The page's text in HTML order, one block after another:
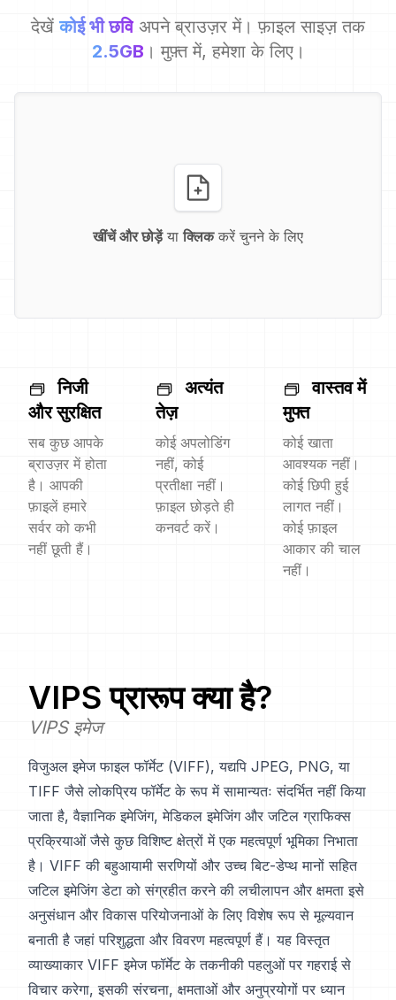
देखें कोई भी छवि अपने ब्राउज़र में। फ़ाइल साइज़ तक
2.5GB । मुफ़्त में, हमेशा के लिए।
खींचें और छोड़ेंया क्लिककरें चुनने के लिए
निजी
और सुरक्षित
सब कुछ आपके
ब्राउज़र में होता
है। आपकी
फ़ाइलें हमारे
सर्वर को कभी
नहीं छूती हैं।
अत्यंत
तेज़
कोई अपलोडिंग
नहीं, कोई
प्रतीक्षा नहीं।
फ़ाइल छोड़ते ही
कनवर्ट करें।
वास्तव में
मुफ्त
कोई खाता
आवश्यक नहीं।
कोई छिपी हुई
लागत नहीं।
कोई फ़ाइल
आकार की चाल
नहीं।
VIPS प्रारूप क्या है?
VIPS इमेज
विजुअल इमेज फाइल फॉर्मेट (VIFF), यद्यपि JPEG, PNG, या
TIFF जैसे लोकप्रिय फॉर्मेट के रूप में सामान्यतः संदर्भित नहीं किया
जाता है, वैज्ञानिक इमेजिंग, मेडिकल इमेजिंग और जटिल ग्राफिक्स
प्रक्रियाओं जैसे कुछ विशिष्ट क्षेत्रों में एक महत्वपूर्ण भूमिका निभाता
है। VIFF की बहुआयामी सरणियों और उच्च बिट-डेप्थ मानों सहित
जटिल इमेजिंग डेटा को संग्रहीत करने की लचीलापन और क्षमता इसे
अनुसंधान और विकास परियोजनाओं के लिए विशेष रूप से मूल्यवान
बनाती है जहां परिशुद्धता और विवरण महत्वपूर्ण हैं। यह विस्तृत
व्याख्याकार VIFF इमेज फॉर्मेट के तकनीकी पहलुओं पर गहराई से
विचार करेगा, इसकी संरचना, क्षमताओं और अनुप्रयोगों पर ध्यान